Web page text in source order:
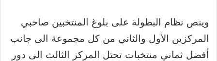
وينص نظام البطولة على بلوغ المنتخبين صاحبي
المركزين الأول والثاني من كل مجموعة الى جانب
أفضل ثماني منتخبات تحتل المركز الثالث الى دور